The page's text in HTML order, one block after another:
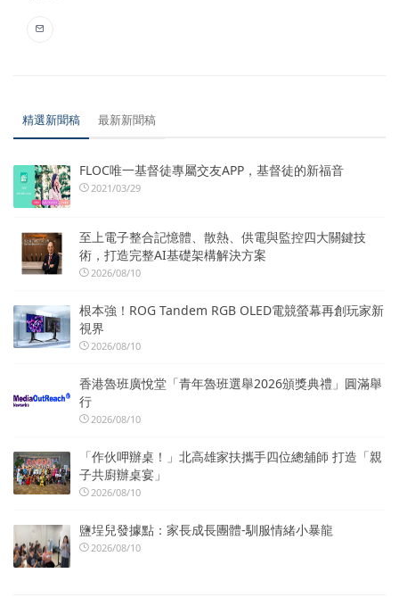
精選新聞稿 最新新聞稿
FLOC唯一基督徒專屬交友APP，基督徒的新福音
2021/03/29
至上電子整合記憶體、散熱、供電與監控四大關鍵技
術，打造完整AI基礎架構解決方案
2026/08/10
根本強！ROG Tandem RGB OLED電競螢幕再創玩家新
視界
2026/08/10
香港魯班廣悅堂「青年魯班選舉2026頒獎典禮」圓滿舉
行
2026/08/10
「作伙呷辦桌！」北高雄家扶攜手四位總舖師 打造「親
子共廚辦桌宴」
2026/08/10
鹽埕兒發據點：家長成長團體-馴服情緒小暴龍
2026/08/10